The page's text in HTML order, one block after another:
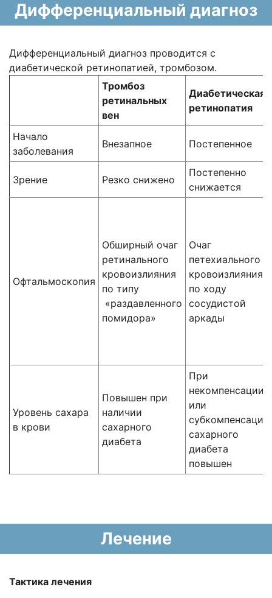
Дифференциальный диагноз
Дифференциальный диагноз проводится с
диабетической ретинопатией, тромбозом.
Тромбоз
ретинальных
вен
Диабетическая
ретинопатия
Начало
заболевания
Внезапное Постепенное
Зрение Резко снижено
Постепенно
снижается
Офтальмоскопия
Обширный очаг
ретинального
кровоизлияния
по типу
«раздавленного
помидора»
Очаг
петехиального
кровоизлияния
по ходу
сосудистой
аркады
Уровень сахара
в крови
Повышен при
наличии
сахарного
диабета
При
некомпенсации
или
субкомпенсации
сахарного
диабета
повышен
Лечение
Тактика лечения